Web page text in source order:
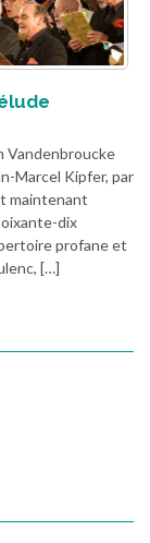
Vandenbroucke
Marcel Kipfer, par
maintenant
dix
profane et
[…]